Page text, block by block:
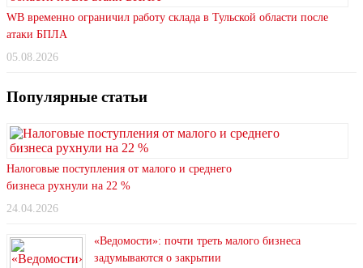
WB временно ограничил работу склада в Тульской области после
атаки БПЛА
05.08.2026
Популярные статьи
Налоговые поступления от малого и среднего
бизнеса рухнули на 22 %
24.04.2026
«Ведомости»: почти треть малого бизнеса
задумываются о закрытии